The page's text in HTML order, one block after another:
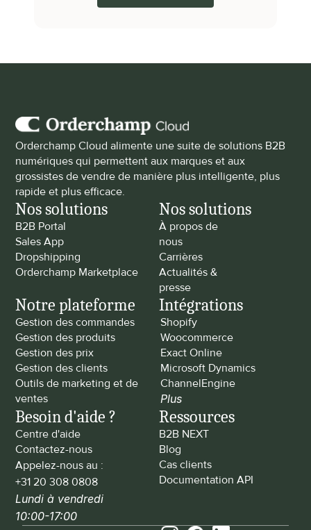
Orderchamp Cloud alimente une suite de solutions B2B
numériques qui permettent aux marques et aux
grossistes de vendre de manière plus intelligente, plus
rapide et plus efficace.
Nos solutions
B2B Portal
Sales App
Dropshipping
Orderchamp Marketplace
Nos solutions
À propos de
nous
Carrières
Actualités &
presse
Notre plateforme
Gestion des commandes
Gestion des produits
Gestion des prix
Gestion des clients
Outils de marketing et de
ventes
Intégrations
Shopify
Woocommerce
Exact Online
Microsoft Dynamics
ChannelEngine
Plus
Besoin d'aide ?
Centre d'aide
Contactez-nous
Appelez-nous au :
+31 20 308 0808
Lundi à vendredi
10:00-17:00
Ressources
B2B NEXT
Blog
Cas clients
Documentation API